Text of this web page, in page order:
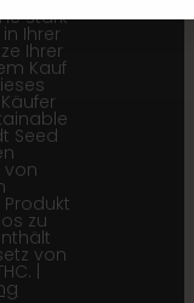
stark
Ihrer
Ihrer
Kauf
Seed
von
zu
von
|